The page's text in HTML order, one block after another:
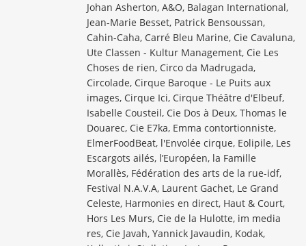
Johan Asherton, A&O, Balagan International,
Jean-Marie Besset, Patrick Bensoussan,
Cahin-Caha, Carré Bleu Marine, Cie Cavaluna,
Ute Classen - Kultur Management, Cie Les
Choses de rien, Circo da Madrugada,
Circolade, Cirque Baroque - Le Puits aux
images, Cirque Ici, Cirque Théâtre d'Elbeuf,
Isabelle Cousteil, Cie Dos à Deux, Thomas le
Douarec, Cie E7ka, Emma contortionniste,
ElmerFoodBeat, l'Envolée cirque, Eolipile, Les
Escargots ailés, l’Européen, la Famille
Morallès, Fédération des arts de la rue-idf,
Festival N.A.V.A, Laurent Gachet, Le Grand
Celeste, Harmonies en direct, Haut & Court,
Hors Les Murs, Cie de la Hulotte, im media
res, Cie Javah, Yannick Javaudin, Kodak,